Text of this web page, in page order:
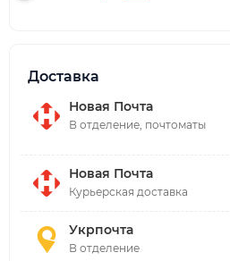
Доставка
Новая Почта
В отделение, почтоматы
Новая Почта
Курьерская доставка
Укрпочта
В отделение